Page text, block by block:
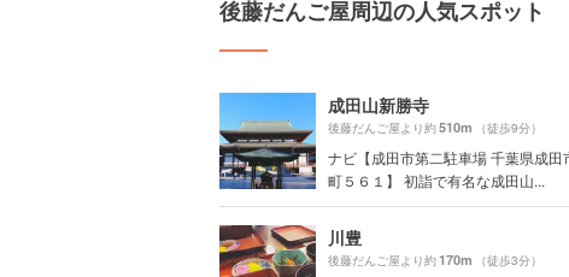
後藤だんご屋周辺の人気スポット
成田山新勝寺
後藤だんご屋より約510m （徒歩9分）
ナビ【成田市第二駐車場 千葉県成田
町５６１】 初詣で有名な成田山...
川豊
後藤だんご屋より約170m （徒歩3分）